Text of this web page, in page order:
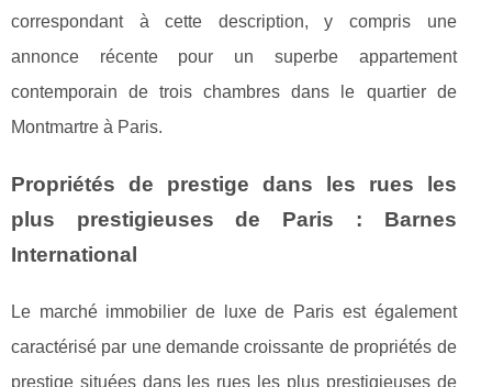
correspondant à cette description, y compris une
annonce récente pour un superbe appartement
contemporain de trois chambres dans le quartier de
Montmartre à Paris.
Propriétés de prestige dans les rues les
plus prestigieuses de Paris : Barnes
International
Le marché immobilier de luxe de Paris est également
caractérisé par une demande croissante de propriétés de
prestige situées dans les rues les plus prestigieuses de